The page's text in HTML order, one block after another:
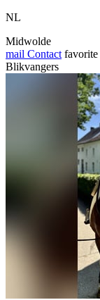
NL
Midwolde
mail Contact favorite
Blikvangers